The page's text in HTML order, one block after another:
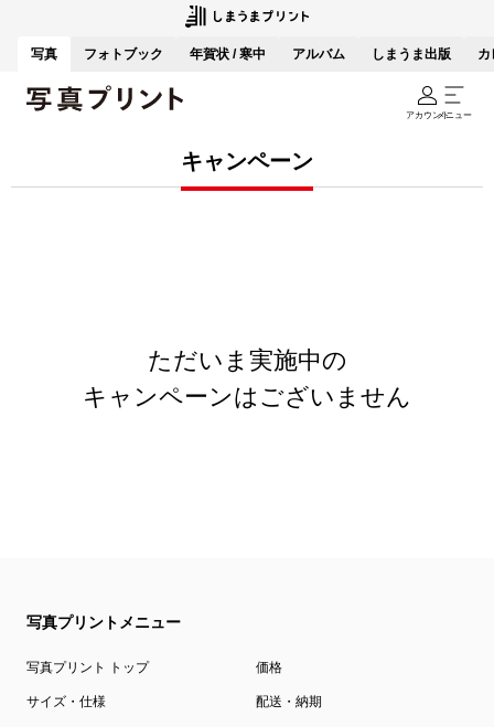
写真 フォトブック 年賀状 / 寒中 アルバム しまうま出版 カ
アカウントメニュー
キャンペーン
ただいま実施中の
キャンペーンはございません
写真プリントメニュー
写真プリント トップ 価格
サイズ・仕様 配送・納期